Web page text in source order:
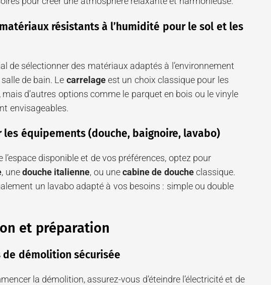
résistants à l’humidité pour le sol et les
de sélectionner des matériaux adaptés à l’environnement
de bain. Le carrelageest un choix classique pour les
mais d’autres options comme le parquet en bois ou le vinyle
envisageables.
les équipements (douche, baignoire, lavabo)
l’espace disponible et de vos préférences, optez pour
, unedouche italienne, ou unecabine de doucheclassique.
un lavabo adapté à vos besoins : simple ou double
et préparation
de démolition sécurisée
la démolition, assurez-vous d’éteindre l’électricité et de